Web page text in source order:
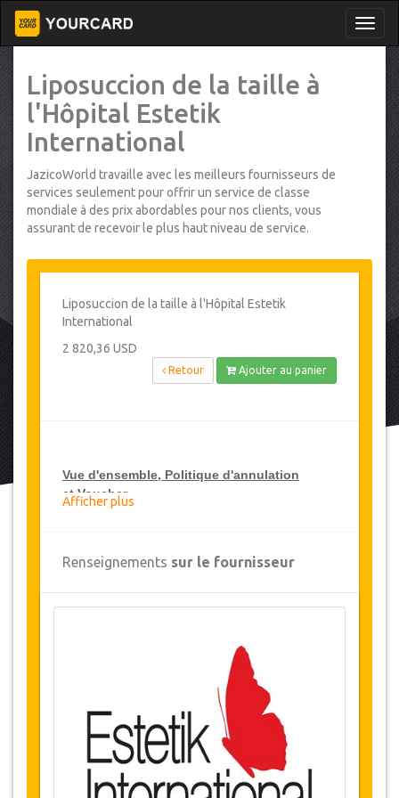
Liposuccion de la taille à
l'Hôpital Estetik
International
JazicoWorld travaille avec les meilleurs fournisseurs de
services seulement pour offrir un service de classe
mondiale à des prix abordables pour nos clients, vous
assurant de recevoir le plus haut niveau de service.
Liposuccion de la taille à l'Hôpital Estetik
International
2 820,36 USD
Retour Ajouter au panier
Vue d'ensemble, Politique d'annulation
etVoucher
Liposuccion de la taille
Hôpital Estetik International , Turquie
transfert de l'aéroport et de l'hébergement,
veuillez consulter nos options du package
Disponibilité des Dates
Avant d'acheter ce service, veuillez vérifier avec
nous la disponibilité des dates requises pour la
Afficher plus
Renseignements sur le fournisseur